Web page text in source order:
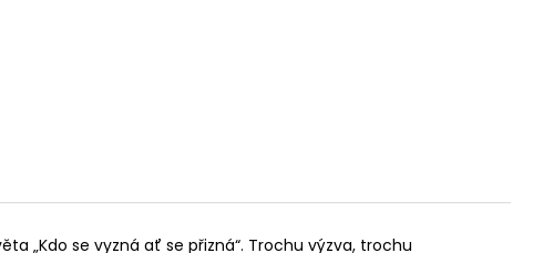
„Kdo se vyzná ať se přizná“. Trochu výzva, trochu